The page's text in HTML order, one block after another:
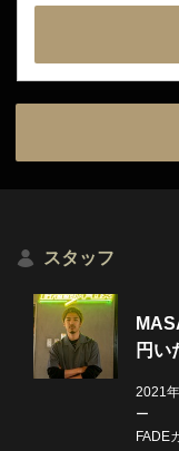
スタッフ
円い
2021
ー